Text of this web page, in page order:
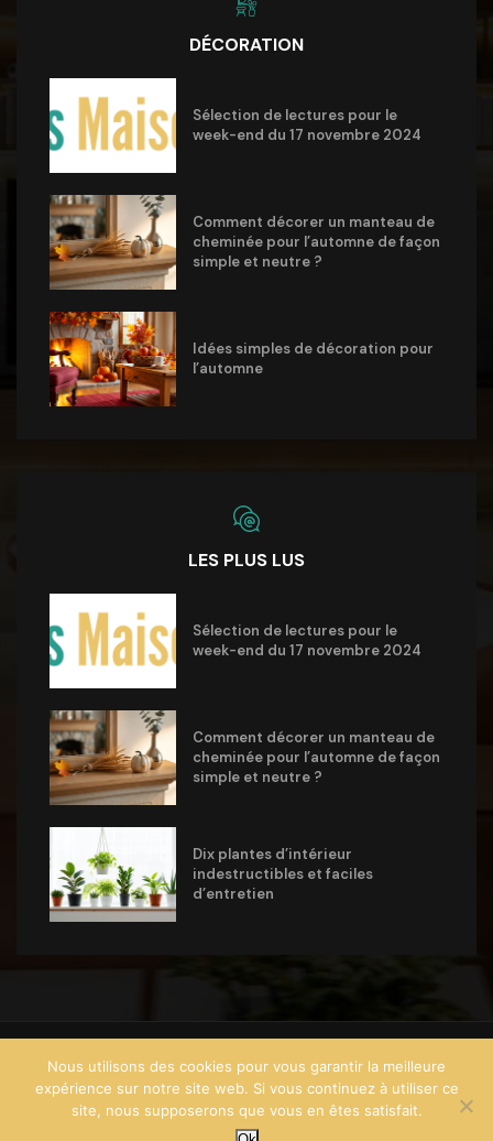
DÉCORATION
Sélection de lectures pour le
week-end du 17 novembre 2024
Comment décorer un manteau de
cheminée pour l’automne de façon
simple et neutre ?
Idées simples de décoration pour
l’automne
LES PLUS LUS
Sélection de lectures pour le
week-end du 17 novembre 2024
Comment décorer un manteau de
cheminée pour l’automne de façon
simple et neutre ?
Dix plantes d’intérieur
indestructibles et faciles
d’entretien
Accueil La société Contact
Mentions légales
Nous utilisons des cookies pour vous garantir la meilleure
expérience sur notre site web. Si vous continuez à utiliser ce
site, nous supposerons que vous en êtes satisfait.